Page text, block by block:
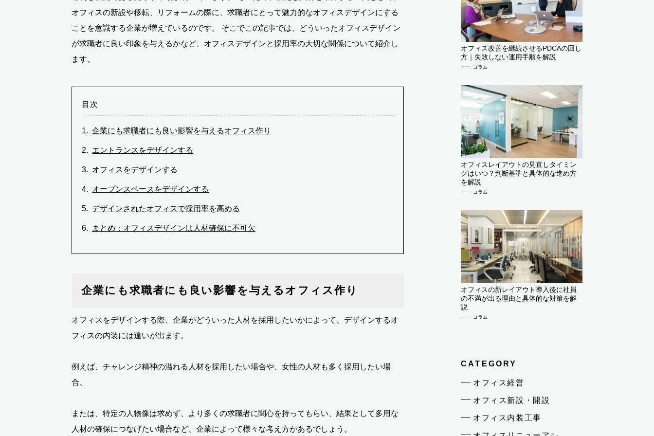
オフィス改善を継続させるPDCAの回し
方｜失敗しない運用手順を解説
コラム
オフィスレイアウトの見直しタイミン
グはいつ？判断基準と具体的な進め方
を解説
コラム
オフィスの新レイアウト導入後に社員
の不満が出る理由と具体的な対策を解
説
コラム
CATEGORY
オフィス経営
オフィス新設・開設
オフィス内装工事
オフィスの新設や移転、リフォームの際に、求職者にとって魅力的なオフィスデザインにする
ことを意識する企業が増えているのです。 そこでこの記事では、どういったオフィスデザイン
が求職者に良い印象を与えるかなど、オフィスデザインと採用率の大切な関係について紹介し
ます。
目次
企業にも求職者にも良い影響を与えるオフィス作り
エントランスをデザインする
オフィスをデザインする
オープンスペースをデザインする
デザインされたオフィスで採用率を高める
まとめ：オフィスデザインは人材確保に不可欠
企業にも求職者にも良い影響を与えるオフィス作り
オフィスをデザインする際、企業がどういった人材を採用したいかによって、デザインするオ
フィスの内装には違いが出ます。
例えば、チャレンジ精神の溢れる人材を採用したい場合や、女性の人材も多く採用したい場
合、
または、特定の人物像は求めず、より多くの求職者に関心を持ってもらい、結果として多用な
人材の確保につなげたい場合など、企業によって様々な考え方があるでしょう。